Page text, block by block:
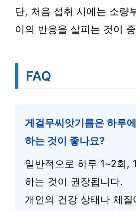
단, 처음 섭취 시에는 소량
이의 반응을 살피는 것이
FAQ
게걸무씨앗기름은 하루
하는 것이 좋나요?
일반적으로 하루 1~2회,
하는 것이 권장됩니다.
개인의 건강 상태나 체